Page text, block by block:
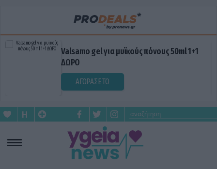
Valsamo gel για μυϊκούς πόνους 50ml 1+1
ΔΩΡΟ
ΑΓΟΡΑΣΕ ΤΟ